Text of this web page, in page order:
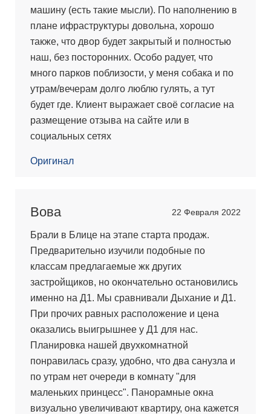
машину (есть такие мысли). По наполнению в
плане ифраструктуры довольна, хорошо
также, что двор будет закрытый и полностью
наш, без посторонних. Особо радует, что
много парков поблизости, у меня собака и по
утрам/вечерам долго люблю гулять, а тут
будет где. Клиент выражает своё согласие на
размещение отзыва на сайте или в
социальных сетях
Оригинал
Вова 22 Февраля 2022
Брали в Блице на этапе старта продаж.
Предварительно изучили подобные по
классам предлагаемые жк других
застройщиков, но окончательно остановились
именно на Д1. Мы сравнивали Дыхание и Д1.
При прочих равных расположение и цена
оказались выигрышнее у Д1 для нас.
Планировка нашей двухкомнатной
понравилась сразу, удобно, что два санузла и
по утрам нет очереди в комнату "для
маленьких принцесс". Панорамные окна
визуально увеличивают квартиру, она кажется